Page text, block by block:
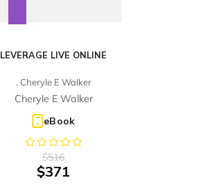
LEVERAGE LIVE ONLINE
. Cheryle E Walker
Cheryle E Walker
eBook
$516
$371